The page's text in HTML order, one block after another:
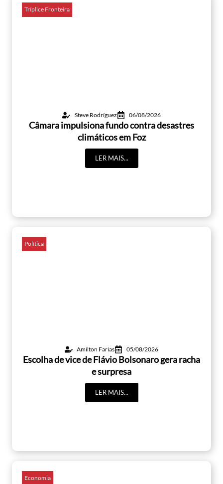
Tríplice Fronteira
Steve Rodríguez 06/08/2026
Câmara impulsiona fundo contra desastres
climáticos em Foz
LER MAIS...
Política
Amilton Farias 05/08/2026
Escolha de vice de Flávio Bolsonaro gera racha
e surpresa
LER MAIS...
Economia